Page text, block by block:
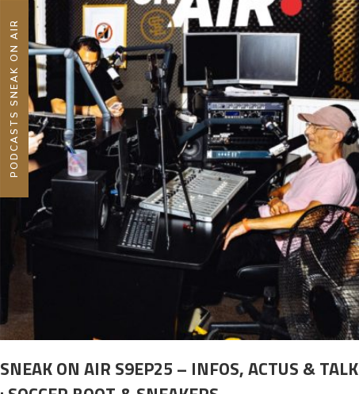
PODCASTS SNEAK ON AIR
SNEAK ON AIR S9EP25 – INFOS, ACTUS & TALK